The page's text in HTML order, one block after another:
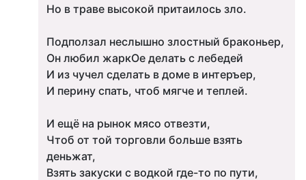
Но в траве высокой притаилось зло.
Подползал неслышно злостный браконьер,
Он любил жаркОе делать с лебедей
И из чучел сделать в доме в интеръер,
И перину спать, чтоб мягче и теплей.
И ещё на рынок мясо отвезти,
Чтоб от той торговли больше взять
деньжат,
Взять закуски с водкой где-то по пути,